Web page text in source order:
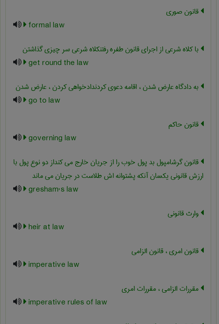
قانون صوری
formal law
با کلاه شرعی از اجرای قانون طفره رفتنکلاه شرعی سر چیزی گذاشتن
get round the law
به دادگاه عارض شدن ، اقامه دعوی کردندادخواهی کردن ، عارض شدن
go to law
قانون حاکم
governing law
قانون گرشامپول بد پول خوب را از جریان خارج می کنداز دو نوع پول با
ارزش قانونی یکسان آنکه پشتوانه اش طلاست در جریان می ماند
gresham's law
وارث قانونی
heir at law
قانون امری ، قانون الزامی
imperative law
مقررات الزامی ، مقررات امری
imperative rules of law